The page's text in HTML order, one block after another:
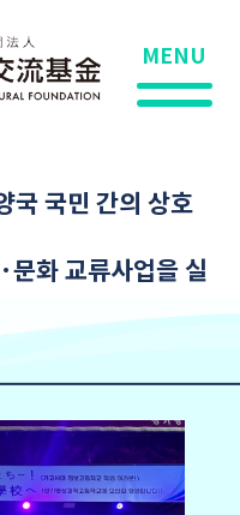
MENU
국 국민 간의 상호
문화 교류사업을 실